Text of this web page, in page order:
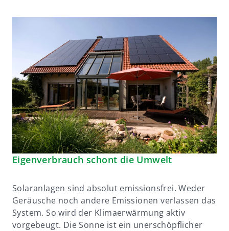
Eigenverbrauch schont die Umwelt
Solaranlagen sind absolut emissionsfrei. Weder
Geräusche noch andere Emissionen verlassen das
System. So wird der Klimaerwärmung aktiv
vorgebeugt. Die Sonne ist ein unerschöpflicher